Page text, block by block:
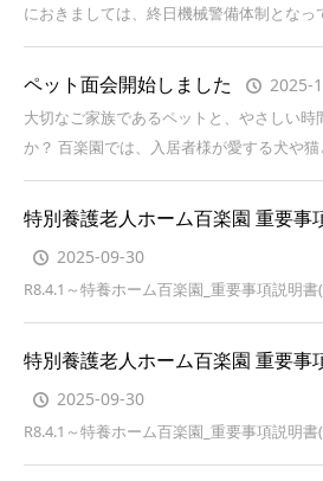
におきましては、終日機械警備体制となっ
ペット面会開始しました 2025-
大切なご家族であるペットと、やさしい時
か？ 百楽園では、入居者様が愛する犬や
特別養護老人ホーム百楽園 重要事
2025-09-30
R8.4.1～特養ホーム百楽園_重要事項説明
特別養護老人ホーム百楽園 重要事
2025-09-30
R8.4.1～特養ホーム百楽園_重要事項説明